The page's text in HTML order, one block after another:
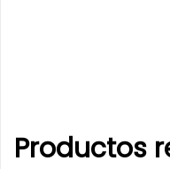
Productos